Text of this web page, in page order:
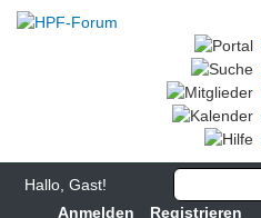
Hallo, Gast!
Anmelden
Registrieren